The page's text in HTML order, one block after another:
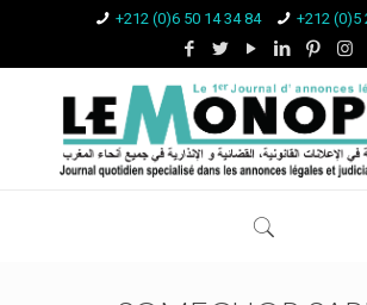
+212 (0)6 50 14 34 84 +212 (0)5